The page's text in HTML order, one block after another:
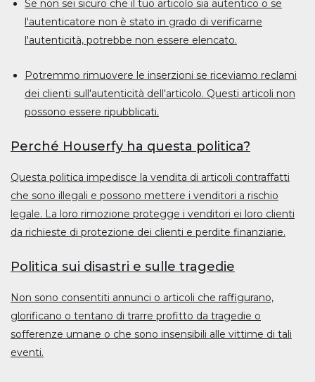
Se non sei sicuro che il tuo articolo sia autentico o se
l'autenticatore non è stato in grado di verificarne
l'autenticità, potrebbe non essere elencato.
Potremmo rimuovere le inserzioni se riceviamo reclami
dei clienti sull'autenticità dell'articolo. Questi articoli non
possono essere ripubblicati.
Perché Houserfy ha questa politica?
Questa politica impedisce la vendita di articoli contraffatti
che sono illegali e possono mettere i venditori a rischio
legale. La loro rimozione protegge i venditori ei loro clienti
da richieste di protezione dei clienti e perdite finanziarie.
Politica sui disastri e sulle tragedie
Non sono consentiti annunci o articoli che raffigurano,
glorificano o tentano di trarre profitto da tragedie o
sofferenze umane o che sono insensibili alle vittime di tali
eventi.